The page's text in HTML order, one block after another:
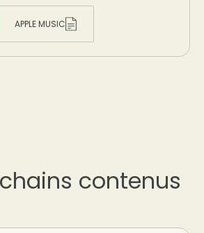
APPLE MUSIC
contenus